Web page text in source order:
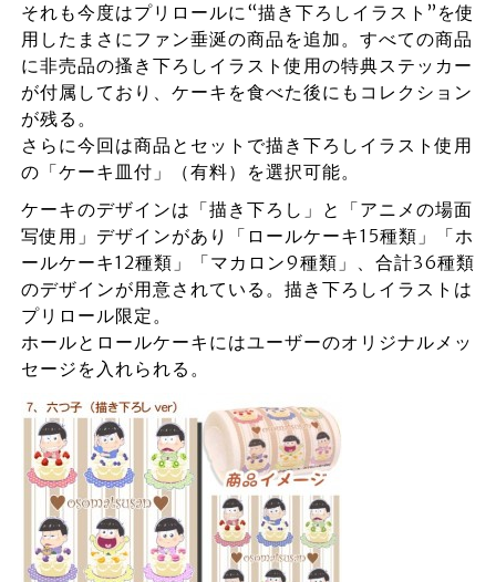
それも今度はプリロールに“描き下ろしイラスト”を使
用したまさにファン垂涎の商品を追加。すべての商品
に非売品の搔き下ろしイラスト使用の特典ステッカー
が付属しており、ケーキを食べた後にもコレクション
が残る。
さらに今回は商品とセットで描き下ろしイラスト使用
の「ケーキ皿付」（有料）を選択可能。
ケーキのデザインは「描き下ろし」と「アニメの場面
写使用」デザインがあり「ロールケーキ15種類」「ホ
ールケーキ12種類」「マカロン9種類」、合計36種類
のデザインが用意されている。描き下ろしイラストは
プリロール限定。
ホールとロールケーキにはユーザーのオリジナルメッ
セージを入れられる。